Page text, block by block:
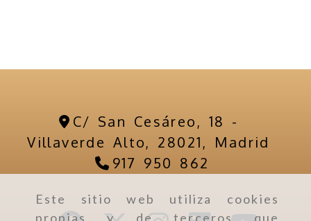
Este sitio web utiliza cookies
propias y de terceros que
C/ San Cesáreo, 18 -
Villaverde Alto, 28021, Madrid
917 950 862